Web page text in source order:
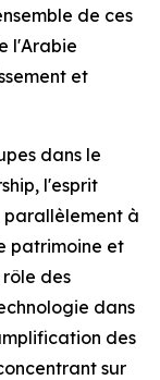
de ces
l'Arabie
et
dans le
l'esprit
parallèlement à
patrimoine et
des
dans
des
sur